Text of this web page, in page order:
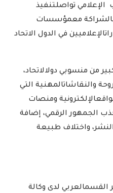
الإعلامي تواصلتنفيذ
معمؤسسات
الإعلاميين في الدول الاتحاد
من منسوبي دولالاتحاد،
والنقاشاتالمهنية التي
الإلكترونية ومنصات
الجمهور الرقمي، إضافة
النشر، واختلاف طبيعة
القسمالعربي لدى وكالة